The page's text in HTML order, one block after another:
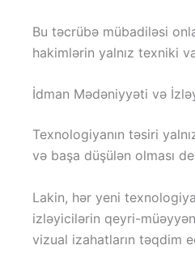
Bu təcrübə mübadiləsi
hakimlərin yalnız texniki
İdman Mədəniyyəti və
Texnologiyanın təsiri
və başa düşülən olması
Lakin, hər yeni
izləyicilərin qeyri-
vizual izahatların təqdim